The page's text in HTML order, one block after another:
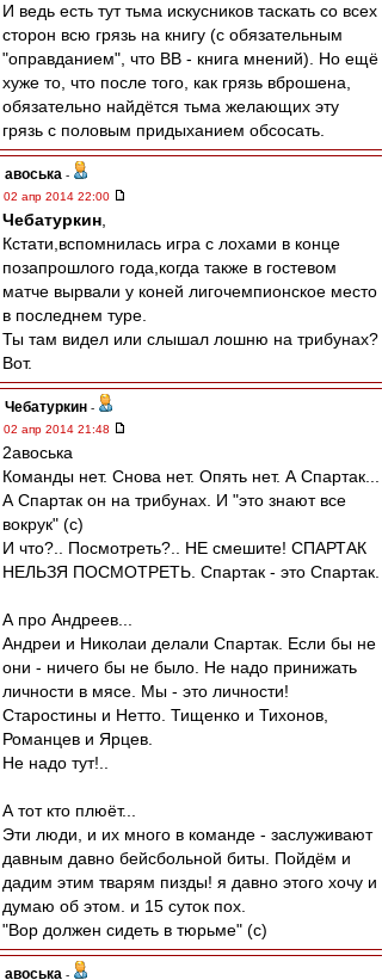
И ведь есть тут тьма искусников таскать со всех
сторон всю грязь на книгу (с обязательным
"оправданием", что ВВ - книга мнений). Но ещё
хуже то, что после того, как грязь вброшена,
обязательно найдётся тьма желающих эту
грязь с половым придыханием обсосать.
авоська -
02 апр 2014 22:00
Чебатуркин
Кстати,вспомнилась игра с лохами в конце
позапрошлого года,когда также в гостевом
матче вырвали у коней лигочемпионское место
в последнем туре.
Ты там видел или слышал лошню на трибунах?
Вот.
Чебатуркин -
02 апр 2014 21:48
2авоська
Команды нет. Снова нет. Опять нет. А Спартак...
А Спартак он на трибунах. И "это знают все
вокрук" (с)
И что?.. Посмотреть?.. НЕ смешите! СПАРТАК
НЕЛЬЗЯ ПОСМОТРЕТЬ. Спартак - это Спартак.
А про Андреев...
Андреи и Николаи делали Спартак. Если бы не
они - ничего бы не было. Не надо принижать
личности в мясе. Мы - это личности!
Старостины и Нетто. Тищенко и Тихонов,
Романцев и Ярцев.
Не надо тут!..
А тот кто плюёт...
Эти люди, и их много в команде - заслуживают
давным давно бейсбольной биты. Пойдём и
дадим этим тварям пизды! я давно этого хочу и
думаю об этом. и 15 суток пох.
"Вор должен сидеть в тюрьме" (с)
авоська -